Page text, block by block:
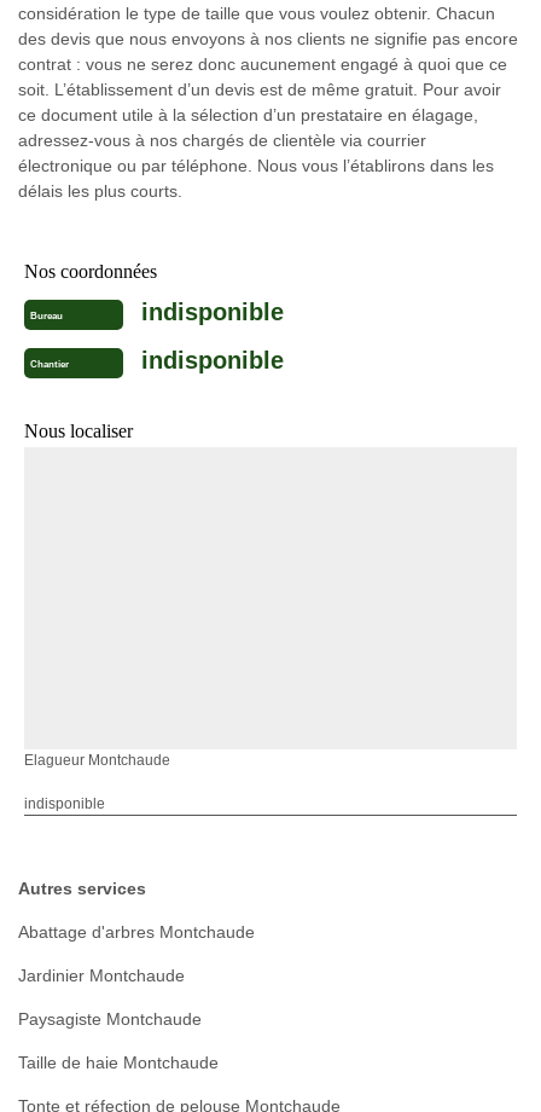
considération le type de taille que vous voulez obtenir. Chacun
des devis que nous envoyons à nos clients ne signifie pas encore
contrat : vous ne serez donc aucunement engagé à quoi que ce
soit. L’établissement d’un devis est de même gratuit. Pour avoir
ce document utile à la sélection d’un prestataire en élagage,
adressez-vous à nos chargés de clientèle via courrier
électronique ou par téléphone. Nous vous l’établirons dans les
délais les plus courts.
Nos coordonnées
Bureau indisponible
Chantier indisponible
Nous localiser
Elagueur Montchaude
indisponible
Autres services
Abattage d'arbres Montchaude
Jardinier Montchaude
Paysagiste Montchaude
Taille de haie Montchaude
Tonte et réfection de pelouse Montchaude